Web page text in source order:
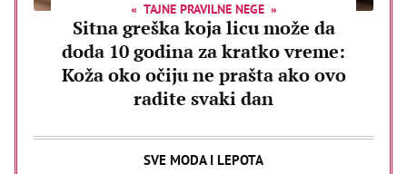
TAJNE PRAVILNE NEGE
Sitna greška koja licu može da
doda 10 godina za kratko vreme:
Koža oko očiju ne prašta ako ovo
radite svaki dan
SVE MODA I LEPOTA